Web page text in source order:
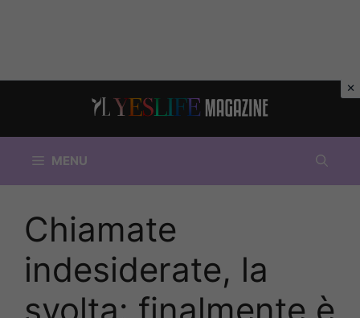
MENU
Chiamate
indesiderate, la
svolta: finalmente è